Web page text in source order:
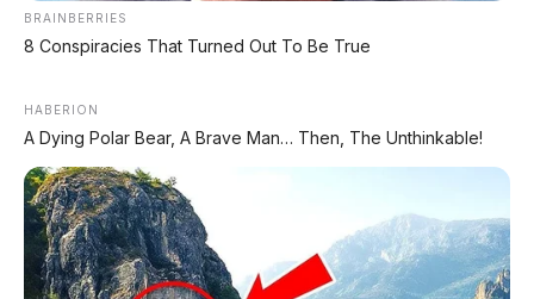
EXPLORE DATABASE
BRAINBERRIES
8 Conspiracies That Turned Out To Be True
HABERION
A Dying Polar Bear, A Brave Man… Then, The Unthinkable!